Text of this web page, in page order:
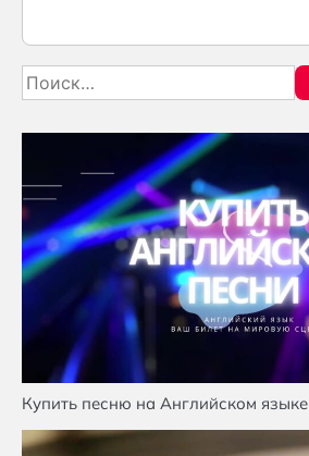
Найти:
Купить песню на Английском языке